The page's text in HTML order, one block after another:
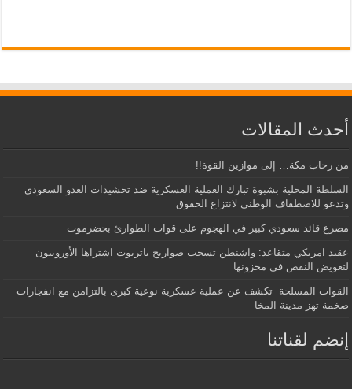
أحدث المقالات
من رحاب مكة… إلى موازين القوة!!
السلطة المحلية بشبوة تبارك العملية العسكرية ضد تحشيدات العدو السعودي
وتدعو للاصطفاف الوطني لانتزاع الحقوق
مصرع قائد سعودي كبير في الهجوم على قوات الطوارئ بحضرموت
عقيد امريكي متقاعد: واشنطن تسحب صواريخ باتريوت اشتراها الأوروبيون
لتعويض النقص في مخزونها
القوات المسلحة تكشف عن عملية عسكرية نوعية كبرى بالتزامن مع انفجارات
ضخمة تهز مدينة المخا
إنضم لقناتنا